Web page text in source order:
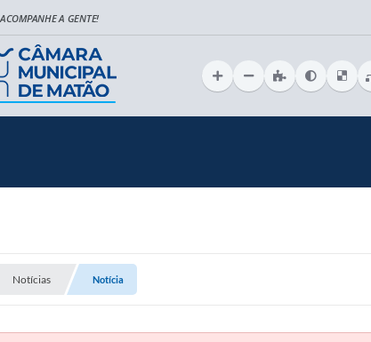
Notícias Notícia